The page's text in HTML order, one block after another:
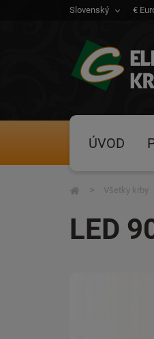
Slovenský €
ÚVOD
LED
Všetky krby